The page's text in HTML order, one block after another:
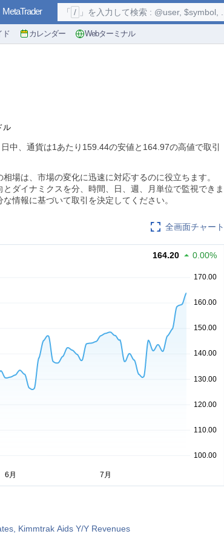
MetaTrader
ド カレンダー Webターミナル
「 / 」を入力して検索 : @user, $symbol, ...
ル
中、通貨は1あたり159.44の安値と164.97の高値で取引
場は、市場の変化に迅速に対応するのに役立ちます。
ダイナミクスを分、時間、日、週、月単位で監視できま
情報に基づいて取引を決定してください。
全画面チャート
164.20 0.00%
Kimmtrak Aids Y/Y Revenues